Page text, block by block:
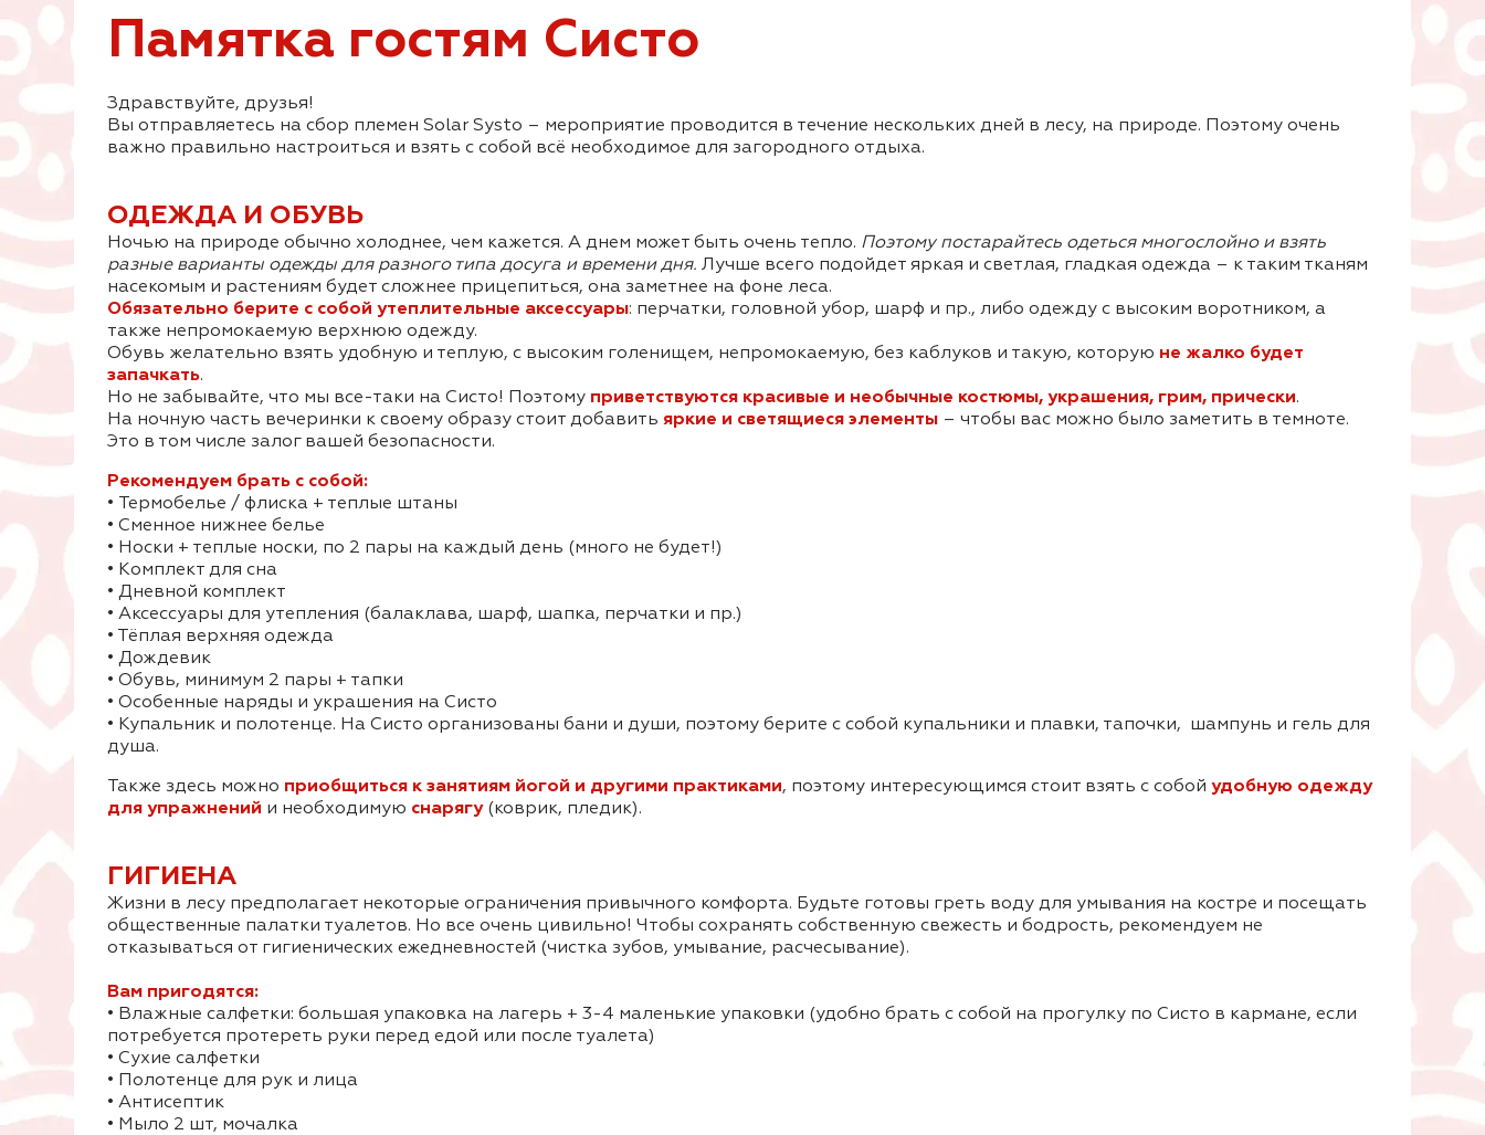
Памятка гостям Систо
Здравствуйте, друзья!
Вы отправляетесь на сбор племен Solar Systo – мероприятие проводится в течение нескольких дней в лесу, на природе. Поэтому очень
важно правильно настроиться и взять с собой всё необходимое для загородного отдыха.
ОДЕЖДА И ОБУВЬ
Ночью на природе обычно холоднее, чем кажется. А днем может быть очень тепло. Поэтому постарайтесь одеться многослойно и взять
разные варианты одежды для разного типа досуга и времени дня. Лучше всего подойдет яркая и светлая, гладкая одежда – к таким тканям
насекомым и растениям будет сложнее прицепиться, она заметнее на фоне леса.
Обязательно берите с собой утеплительные аксессуары: перчатки, головной убор, шарф и пр., либо одежду с высоким воротником, а
также непромокаемую верхнюю одежду.
Обувь желательно взять удобную и теплую, с высоким голенищем, непромокаемую, без каблуков и такую, которую не жалко будет
запачкать.
Но не забывайте, что мы все-таки на Систо! Поэтому приветствуются красивые и необычные костюмы, украшения, грим, прически.
На ночную часть вечеринки к своему образу стоит добавитьяркие и светящиеся элементы – чтобы вас можно было заметить в темноте.
Это в том числе залог вашей безопасности.
Рекомендуем брать с собой:
• Термобелье / флиска + теплые штаны
• Сменное нижнее белье
• Носки + теплые носки, по 2 пары на каждый день (много не будет!)
• Комплект для сна
• Дневной комплект
• Аксессуары для утепления (балаклава, шарф, шапка, перчатки и пр.)
• Тёплая верхняя одежда
• Дождевик
• Обувь, минимум 2 пары + тапки
• Особенные наряды и украшения на Систо
• Купальник и полотенце. На Систо организованы бани и души, поэтому берите с собой купальники и плавки, тапочки, шампунь и гель для
душа.
Также здесь можно приобщиться к занятиям йогой и другими практиками, поэтому интересующимся стоит взять с собойудобную одежду
для упражнений и необходимую снарягу(коврик, пледик).
ГИГИЕНА
Жизни в лесу предполагает некоторые ограничения привычного комфорта. Будьте готовы греть воду для умывания на костре и посещать
общественные палатки туалетов. Но все очень цивильно! Чтобы сохранять собственную свежесть и бодрость, рекомендуем не
отказываться от гигиенических ежедневностей (чистка зубов, умывание, расчесывание).
Вам пригодятся:
• Влажные салфетки: большая упаковка на лагерь + 3-4 маленькие упаковки (удобно брать с собой на прогулку по Систо в кармане, если
потребуется протереть руки перед едой или после туалета)
• Сухие салфетки
• Полотенце для рук и лица
• Антисептик
• Мыло 2 шт, мочалка